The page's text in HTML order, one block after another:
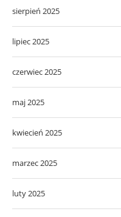
sierpień 2025
lipiec 2025
czerwiec 2025
maj 2025
kwiecień 2025
marzec 2025
luty 2025